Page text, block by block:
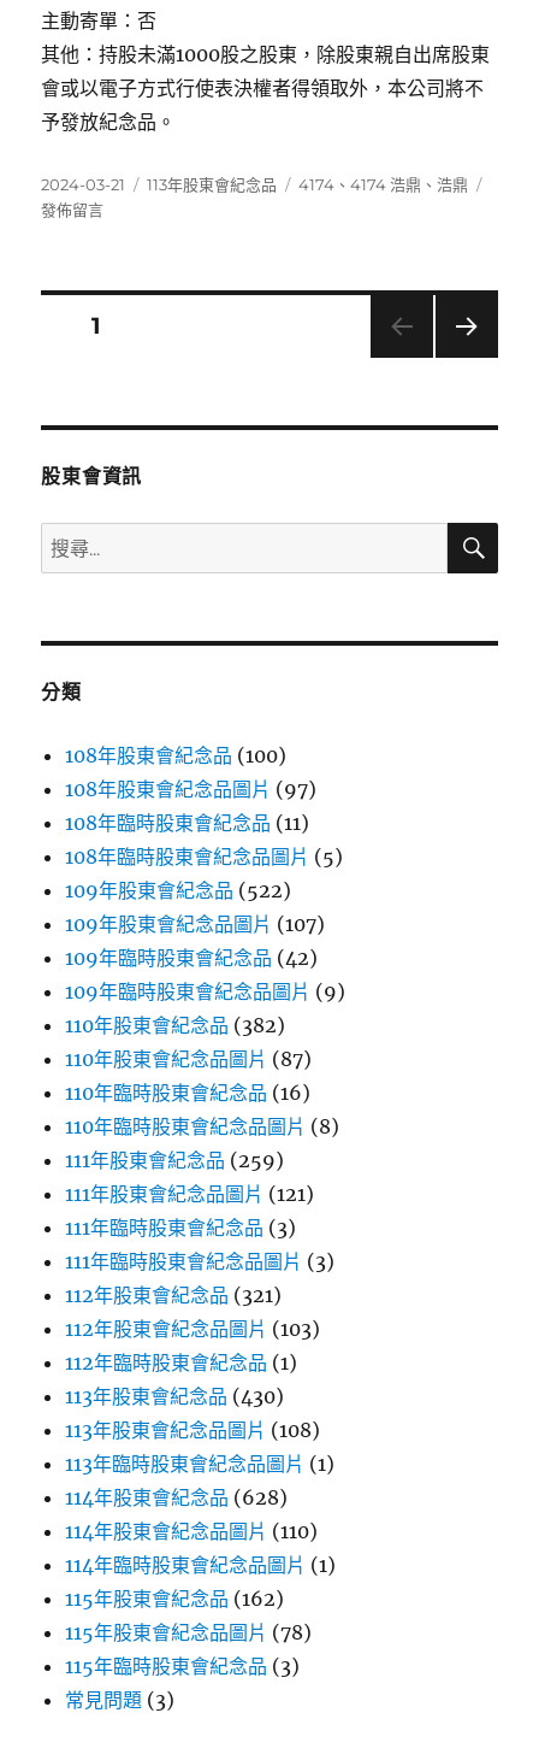
主動寄單：否
其他：持股未滿1000股之股東，除股東親自出席股東
會或以電子方式行使表決權者得領取外，本公司將不
予發放紀念品。
發
佈
2024-03-21
分
113年股東會紀念品
標
4174 、4174 浩鼎 、浩鼎
發佈留言
分
頁次1
股東會資訊
搜
尋
鍵
搜
分類
108年股東會紀念品 (100)
108年股東會紀念品圖片 (97)
108年臨時股東會紀念品 (11)
108年臨時股東會紀念品圖片 (5)
109年股東會紀念品 (522)
109年股東會紀念品圖片 (107)
109年臨時股東會紀念品 (42)
109年臨時股東會紀念品圖片 (9)
110年股東會紀念品 (382)
110年股東會紀念品圖片 (87)
110年臨時股東會紀念品 (16)
110年臨時股東會紀念品圖片 (8)
111年股東會紀念品 (259)
111年股東會紀念品圖片 (121)
111年臨時股東會紀念品 (3)
111年臨時股東會紀念品圖片 (3)
112年股東會紀念品 (321)
112年股東會紀念品圖片 (103)
112年臨時股東會紀念品 (1)
113年股東會紀念品 (430)
113年股東會紀念品圖片 (108)
113年臨時股東會紀念品圖片 (1)
114年股東會紀念品 (628)
114年股東會紀念品圖片 (110)
114年臨時股東會紀念品圖片 (1)
115年股東會紀念品 (162)
115年股東會紀念品圖片 (78)
115年臨時股東會紀念品 (3)
常見問題 (3)